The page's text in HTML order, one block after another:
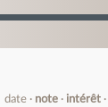
date note intérêt